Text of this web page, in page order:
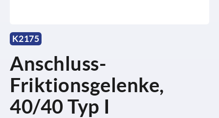
K2175
Anschluss-
Friktionsgelenke,
40/40 Typ I